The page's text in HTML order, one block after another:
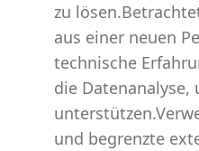
zu
aus einer neuen
technische
die Datenanalyse,
und begrenzte